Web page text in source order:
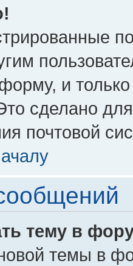
и
сделано
почтовой
тему в
темы в